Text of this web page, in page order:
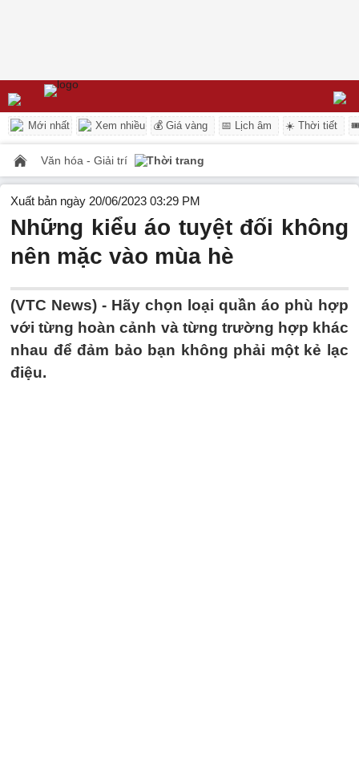
Mới nhất Xem nhiều 💰 Giá vàng 📅 Lịch âm ☀️ Thời tiết
Văn hóa - Giải trí Thời trang
Xuất bản ngày 20/06/2023 03:29 PM
Những kiểu áo tuyệt đối không
nên mặc vào mùa hè
(VTC News) - Hãy chọn loại quần áo phù hợp
với từng hoàn cảnh và từng trường hợp khác
nhau để đảm bảo bạn không phải một kẻ lạc
điệu.